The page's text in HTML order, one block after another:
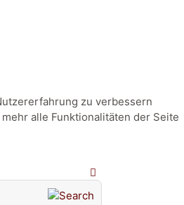
zu verbessern
alle Funktionalitäten der Seite